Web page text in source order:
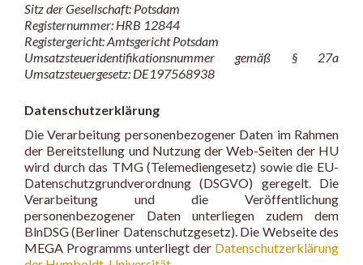
Sitz der Gesellschaft: Potsdam
Registernummer: HRB 12844
Registergericht: Amtsgericht Potsdam
Umsatzsteueridentifikationsnummer gemäß § 27a
Umsatzsteuergesetz: DE197568938
Datenschutzerklärung
Die Verarbeitung personenbezogener Daten im Rahmen
der Bereitstellung und Nutzung der Web-Seiten der HU
wird durch das TMG (Telemediengesetz) sowie die EU-
Datenschutzgrundverordnung (DSGVO) geregelt. Die
Verarbeitung und die Veröffentlichung
personenbezogener Daten unterliegen zudem dem
BlnDSG (Berliner Datenschutzgesetz). Die Webseite des
MEGA Programms unterliegt der Datenschutzerklärung